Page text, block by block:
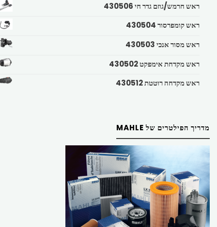
ראש חרמש/גוזם גדר חי 430506
ראש קומפרסור 430504
ראש מסור אנכי 430503
ראש מקדחת אימפקט 430502
ראש מקדחה רוטטת 430512
מדריך הפילטרים של MAHLE